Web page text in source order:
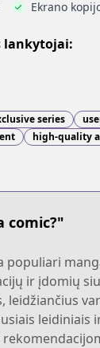
Ekrano
lankytojai:
series
high-quality
comic?"
populiari
ir įdomių
leidžiančius
leidiniais